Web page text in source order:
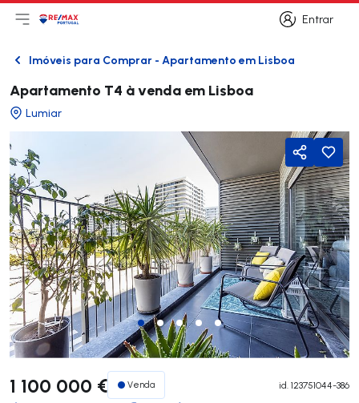
Entrar
Entrar
Abri menu principal
LogoIr para página inicial
VoltarImóveis para Comprar - Apartamento em Lisboa
Apartamento T4 à venda em Lisboa
Lumiar
Partilhar
1 100 000 € Venda id. 123751044-386